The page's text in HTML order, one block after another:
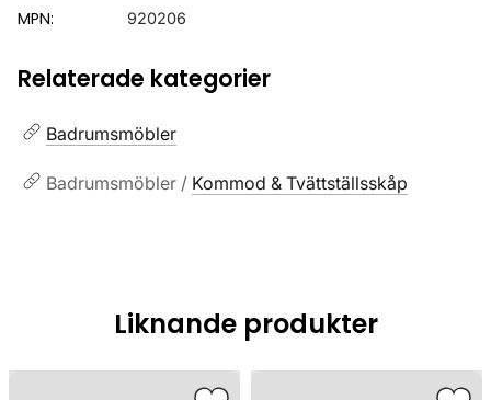
MPN: 920206
Relaterade kategorier
Badrumsmöbler
Badrumsmöbler / Kommod & Tvättställsskåp
Liknande produkter